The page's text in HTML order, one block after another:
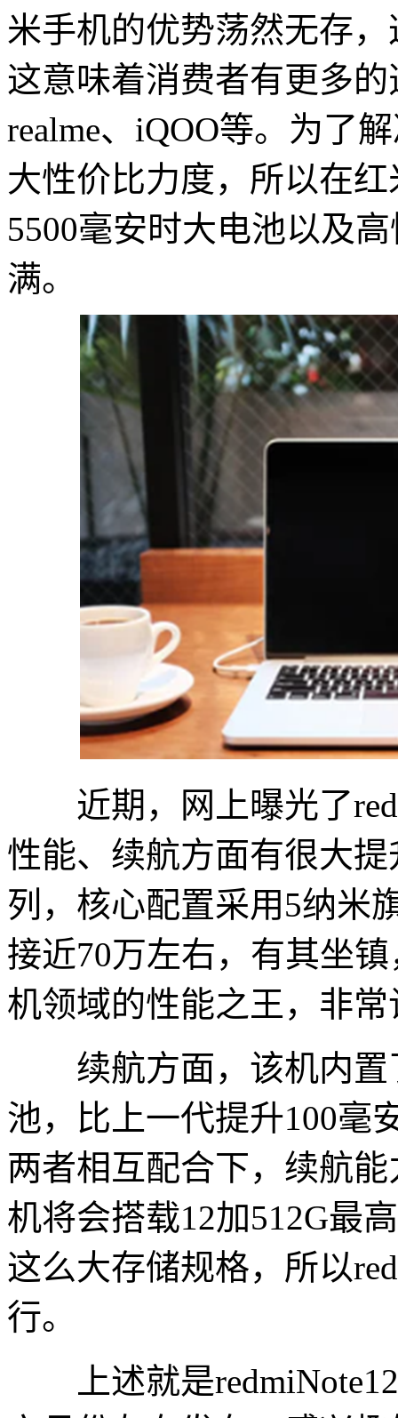
米手机的优势荡然无存
这意味着消费者有更多
realme、iQOO等。为了
大性价比力度，所以在
5500毫安时大电池以及
满。
近期，网上曝光了
性能、续航方面有很大
列，核心配置采用5纳米
接近70万左右，有其坐
机领域的性能之王，非
续航方面，该机内置
池，比上一代提升100毫
两者相互配合下，续航
机将会搭载12加512G最
这么大存储规格，所以
行。
上述就是